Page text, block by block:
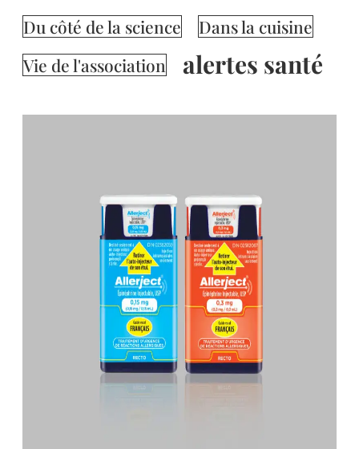
Du côté de la science
Dans la cuisine
Vie de l'association
alertes santé